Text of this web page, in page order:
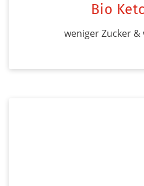
Bio
weniger Zucker &